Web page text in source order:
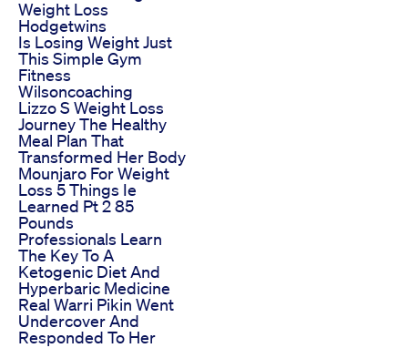
Weight Loss
Hodgetwins
Is Losing Weight Just
This Simple Gym
Fitness
Wilsoncoaching
Lizzo S Weight Loss
Journey The Healthy
Meal Plan That
Transformed Her Body
Mounjaro For Weight
Loss 5 Things Ie
Learned Pt 2 85
Pounds
Professionals Learn
The Key To A
Ketogenic Diet And
Hyperbaric Medicine
Real Warri Pikin Went
Undercover And
Responded To Her